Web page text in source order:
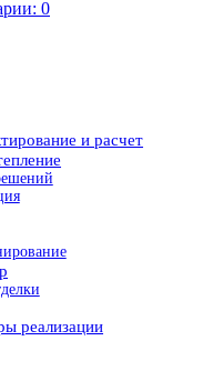
0
и расчет
реализации